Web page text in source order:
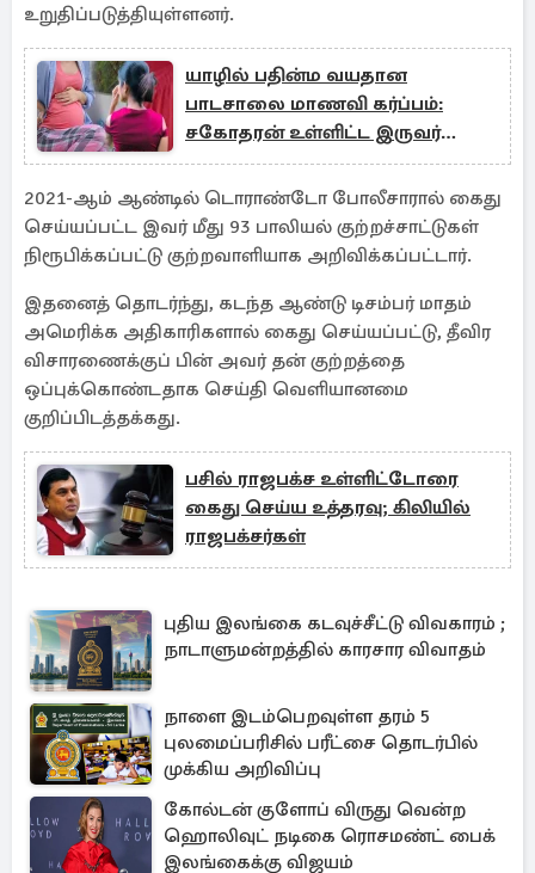
உறுதிப்படுத்தியுள்ளனர்.
யாழில் பதின்ம வயதான
பாடசாலை மாணவி கர்ப்பம்:
சகோதரன் உள்ளிட்ட இருவர்
கைது!
2021-ஆம் ஆண்டில் டொராண்டோ போலீசாரால் கைது
செய்யப்பட்ட இவர் மீது 93 பாலியல் குற்றச்சாட்டுகள்
நிரூபிக்கப்பட்டு குற்றவாளியாக அறிவிக்கப்பட்டார்.
இதனைத் தொடர்ந்து, கடந்த ஆண்டு டிசம்பர் மாதம்
அமெரிக்க அதிகாரிகளால் கைது செய்யப்பட்டு, தீவிர
விசாரணைக்குப் பின் அவர் தன் குற்றத்தை
ஒப்புக்கொண்டதாக செய்தி வெளியானமை
குறிப்பிடத்தக்கது.
பசில் ராஜபக்ச உள்ளிட்டோரை
கைது செய்ய உத்தரவு; கிலியில்
ராஜபக்சர்கள்
புதிய இலங்கை கடவுச்சீட்டு விவகாரம் ;
நாடாளுமன்றத்தில் காரசார விவாதம்
நாளை இடம்பெறவுள்ள தரம் 5
புலமைப்பரிசில் பரீட்சை தொடர்பில்
முக்கிய அறிவிப்பு
கோல்டன் குளோப் விருது வென்ற
ஹொலிவுட் நடிகை ரொசமண்ட் பைக்
இலங்கைக்கு விஜயம்